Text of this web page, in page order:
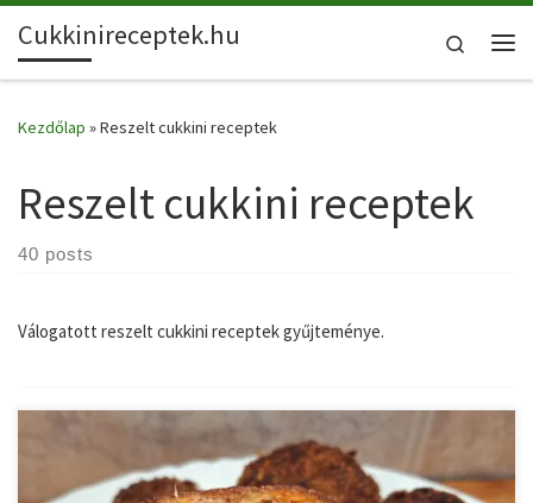
Skip to content
Cukkinireceptek.hu
Search
Kezdőlap »Reszelt cukkini receptek
Reszelt cukkini receptek
40 posts
Válogatott reszelt cukkini receptek gyűjteménye.